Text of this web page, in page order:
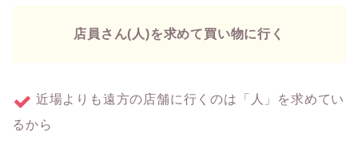
店員さん(人)を求めて買い物に行く
近場よりも遠方の店舗に行くのは「人」を求めてい
るから